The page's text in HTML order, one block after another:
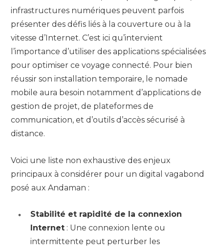
infrastructures numériques peuvent parfois
présenter des défis liés à la couverture ou à la
vitesse d’Internet. C’est ici qu’intervient
l’importance d’utiliser des applications spécialisées
pour optimiser ce voyage connecté. Pour bien
réussir son installation temporaire, le nomade
mobile aura besoin notamment d’applications de
gestion de projet, de plateformes de
communication, et d’outils d’accès sécurisé à
distance.
Voici une liste non exhaustive des enjeux
principaux à considérer pour un digital vagabond
posé aux Andaman :
Stabilité et rapidité de la connexion
Internet : Une connexion lente ou
intermittente peut perturber les